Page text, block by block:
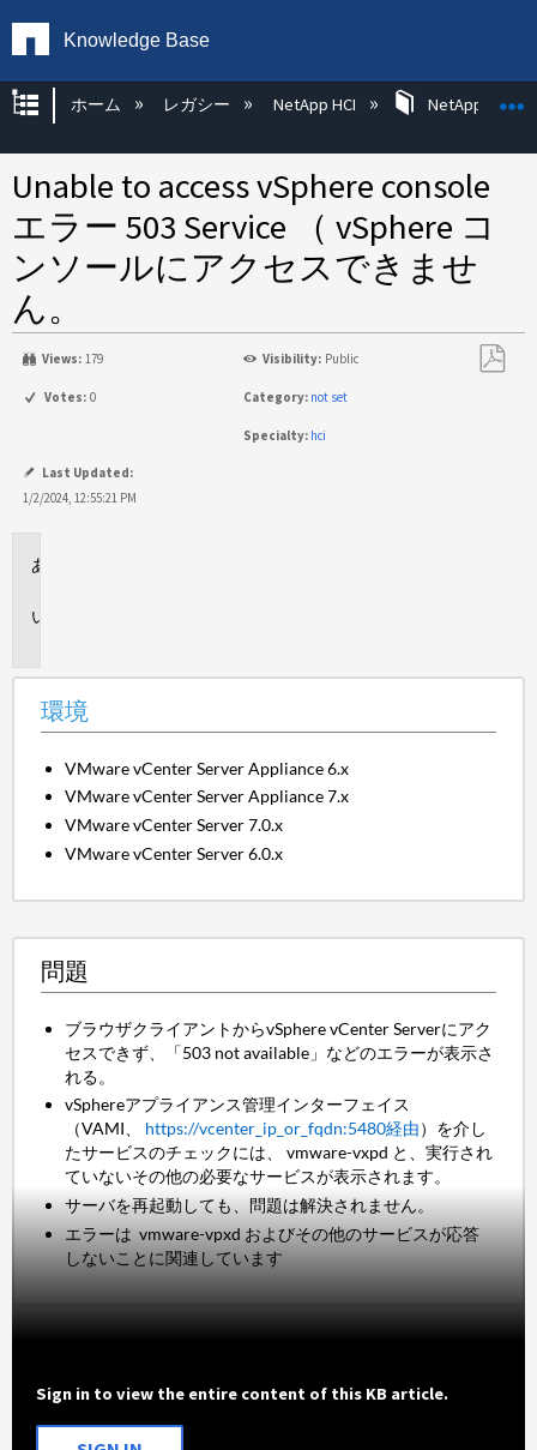
Knowledge Base
グローバル階層を展開/折りたたむ
ホーム レガシー NetApp HCI NetApp HCI
Unable to access vSphere console
エラー 503 Service （ vSphere コ
ンソールにアクセスできませ
ん。
Views: 179 Visibility: Public
Votes: 0 Category: not set
Specialty: hci
Last Updated:
1/2/2024, 12:55:21 PM
環境
VMware vCenter Server Appliance 6.x
VMware vCenter Server Appliance 7.x
VMware vCenter Server 7.0.x
VMware vCenter Server 6.0.x
問題
ブラウザクライアントからvSphere vCenter Serverにアク
セスできず、「503 not available」などのエラーが表示さ
れる。
vSphereアプライアンス管理インターフェイス
（VAMI、 https://vcenter_ip_or_fqdn:5480経由）を介し
たサービスのチェックには、 vmware-vxpd と、実行され
ていないその他の必要なサービスが表示されます。
サーバを再起動しても、問題は解決されません。
エラーは vmware-vpxd およびその他のサービスが応答
しないことに関連しています
Sign in to view the entire content of this KB article.